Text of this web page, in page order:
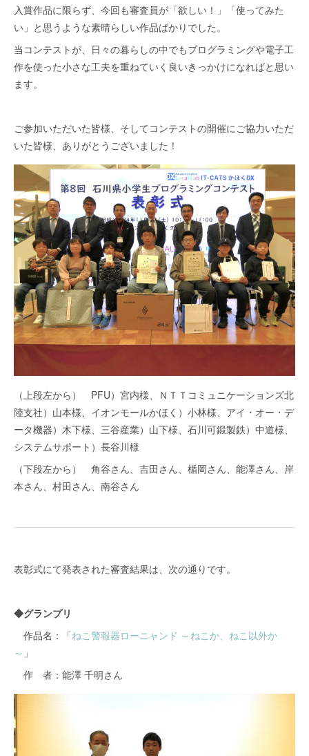
入賞作品に限らず、今回も審査員が「欲しい！」「使ってみた
い」と思うような素晴らしい作品ばかりでした。
当コンテストが、日々の暮らしの中でもプログラミングや電子工
作を使った小さな工夫を重ねていく良いきっかけになればと思い
ます。
ご参加いただいた皆様、そしてコンテストの開催にご協力いただ
いた皆様、ありがとうございました！
（上段左から） PFU）宮内様、ＮＴＴコミュニケーションズ北
陸支社）山本様、イオンモールかほく）小林様、アイ・オー・デ
ータ機器）木下様、三谷産業）山下様、石川可鍛製鉄）中道様、
システムサポート）長谷川様
（下段左から） 角谷さん、吉田さん、楯岡さん、能澤さん、岸
本さん、村田さん、南谷さん
表彰式にて発表された審査結果は、次の通りです。
◆グランプリ
作品名：「ねこ警報器ローニャンド ～ねこか、ねこ以外か
～ 」
作 者：能澤 千明さん